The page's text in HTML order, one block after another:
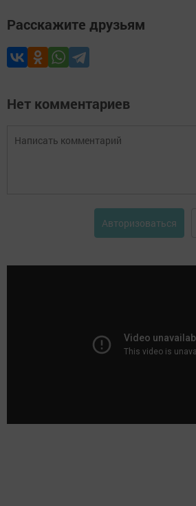
Расскажите друзьям
Нет комментариев
Авторизоваться